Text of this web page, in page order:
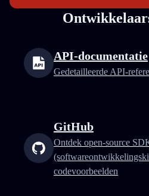
API-documentatie
Gedetailleerde API-
GitHub
Ontdek open-source
codevoorbeelden